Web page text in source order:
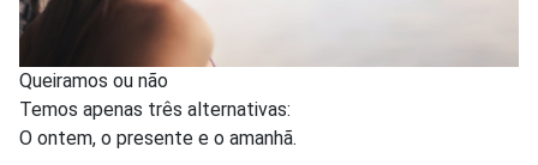
Queiramos ou não
Temos apenas três alternativas:
O ontem, o presente e o amanhã.